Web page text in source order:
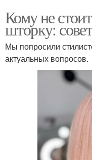
Кому не
шторку:
Мы попросили
актуальных вопросов.